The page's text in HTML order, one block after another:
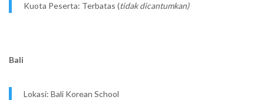
Kuota Peserta: Terbatas (tidak dicantumkan)
Bali
Lokasi: Bali Korean School